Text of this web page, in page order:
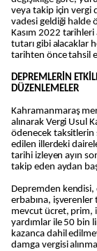
veya takip için vergi
vadesi geldiği halde
Kasım 2022 tarihleri
tutarı gibi alacaklar
tarihten önce tahsil
DEPREMLERİN
DÜZENLEMELER
Kahramanmaraş
alınarak Vergi Usul
ödenecek taksitlerin
edilen illerdeki
tarihi izleyen ayın
takip eden aydan
Depremden kendisi,
erbabına,
mevcut ücret, prim,
yardımlar ile 50 bin
kazanca dahil
damga vergisi